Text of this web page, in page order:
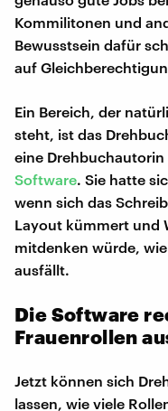
Kommilitonen und
Bewusstsein dafür
auf
Ein Bereich, der
steht, ist das
eine
Software. Sie hatte
wenn sich das
Layout kümmert und
mitdenken würde,
ausfällt.
Die Software
Frauenrollen
Jetzt können sich
lassen, wie viele